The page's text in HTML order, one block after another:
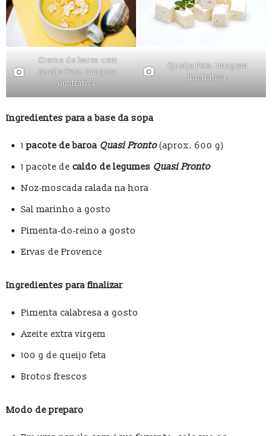
Creme de baroa com
queijo Feta. Imagem
ilustrativa.
Queijo Feta. Imagem
ilustrativa.
Ingredientes para a base da sopa
1 pacote de baroa Quasi Pronto(aprox. 600 g)
1 pacote de caldo de legumes Quasi Pronto
Noz‑moscada ralada na hora
Sal marinho a gosto
Pimenta‑do‑reino a gosto
Ervas de Provence
Ingredientes para finalizar
Pimenta calabresa a gosto
Azeite extra virgem
100 g de queijo feta
Brotos frescos
Modo de preparo